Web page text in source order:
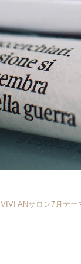
VIVI ANサロン7月テー